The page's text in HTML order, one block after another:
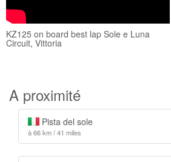
KZ125 on board best lap Sole e Luna
Circuit, Vittoria
A proximité
Pista del sole
à 66 km / 41 miles